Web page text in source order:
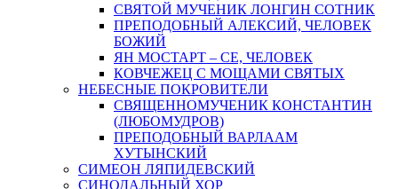
СВЯТОЙ МУЧЕНИК ЛОНГИН СОТНИК
ПРЕПОДОБНЫЙ АЛЕКСИЙ, ЧЕЛОВЕК
БОЖИЙ
ЯН МОСТАРТ – СЕ, ЧЕЛОВЕК
КОВЧЕЖЕЦ С МОЩАМИ СВЯТЫХ
НЕБЕСНЫЕ ПОКРОВИТЕЛИ
СВЯЩЕННОМУЧЕНИК КОНСТАНТИН
(ЛЮБОМУДРОВ)
ПРЕПОДОБНЫЙ ВАРЛААМ
ХУТЫНСКИЙ
СИМЕОН ЛЯПИДЕВСКИЙ
СИНОДАЛЬНЫЙ ХОР